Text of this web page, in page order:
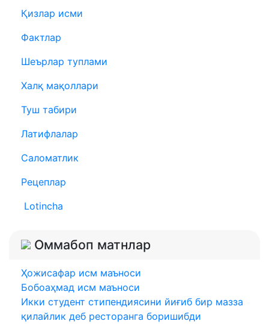
Қизлар исми
Фактлар
Шеърлар туплами
Халқ мақоллари
Туш табири
Латифлалар
Саломатлик
Рецеплар
Lotincha
Оммабоп матнлар
Ҳожисафар исм маъноси
Бобоаҳмад исм маъноси
Икки студент стипендиясини йиғиб бир мазза
қилайлик деб ресторанга боришибди